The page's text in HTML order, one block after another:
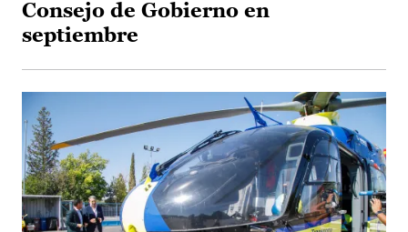
Consejo de Gobierno en
septiembre